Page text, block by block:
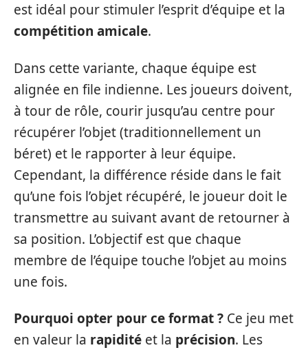
est idéal pour stimuler l’esprit d’équipe et la
compétition amicale.
Dans cette variante, chaque équipe est
alignée en file indienne. Les joueurs doivent,
à tour de rôle, courir jusqu’au centre pour
récupérer l’objet (traditionnellement un
béret) et le rapporter à leur équipe.
Cependant, la différence réside dans le fait
qu’une fois l’objet récupéré, le joueur doit le
transmettre au suivant avant de retourner à
sa position. L’objectif est que chaque
membre de l’équipe touche l’objet au moins
une fois.
Pourquoi opter pour ce format ? Ce jeu met
en valeur la rapidité et la précision. Les